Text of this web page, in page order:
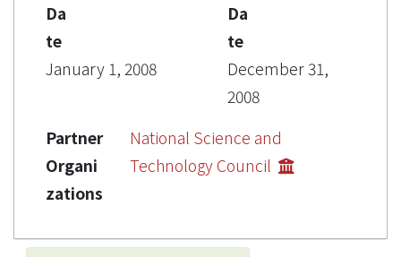
Da
te
January 1, 2008
Da
te
December 31,
2008
Partner
Organi
zations
National Science and
Technology Council